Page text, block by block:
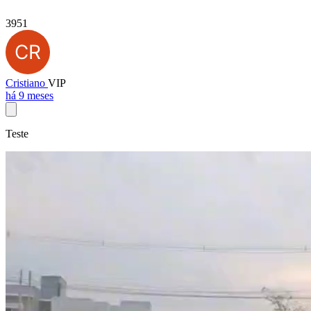
3951
Cristiano VIP
há 9 meses
Teste